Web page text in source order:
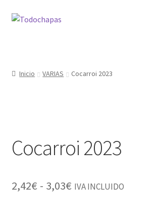
Inicio VARIAS Cocarroi 2023
Cocarroi 2023
2,42€ - 3,03€ IVA INCLUIDO